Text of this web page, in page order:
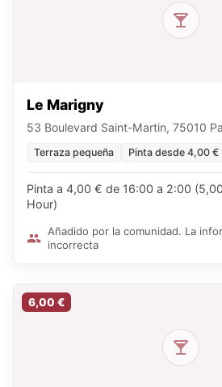
Le Marigny
53 Boulevard Saint-Martin, 75010
Terraza pequeña Pinta desde 4,00 €
Pinta a 4,00 € de 16:00 a 2:00
Hour)
Añadido por la comunidad. La
incorrecta
6,00 €